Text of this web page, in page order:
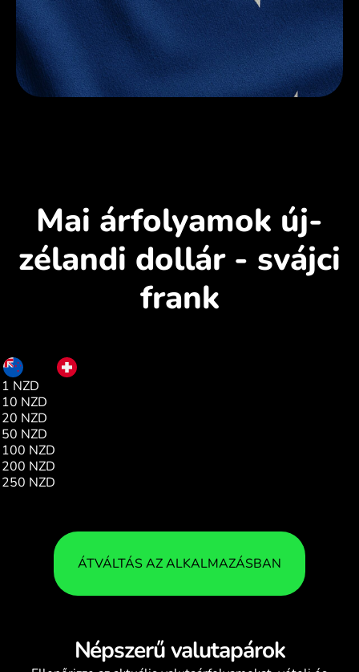
Mai árfolyamok új-
zélandi dollár - svájci
frank
1 NZD
10 NZD
20 NZD
50 NZD
100 NZD
200 NZD
250 NZD
ÁTVÁLTÁS AZ ALKALMAZÁSBAN
Népszerű valutapárok